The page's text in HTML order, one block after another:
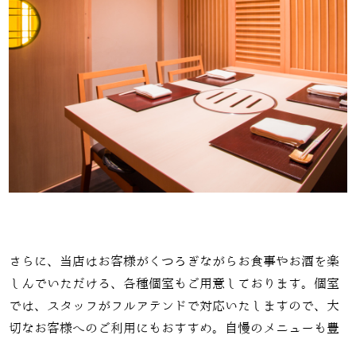
さらに、当店はお客様がくつろぎながらお食事やお酒を楽
しんでいただける、各種個室もご用意しております。個室
では、スタッフがフルアテンドで対応いたしますので、大
切なお客様へのご利用にもおすすめ。自慢のメニューも豊